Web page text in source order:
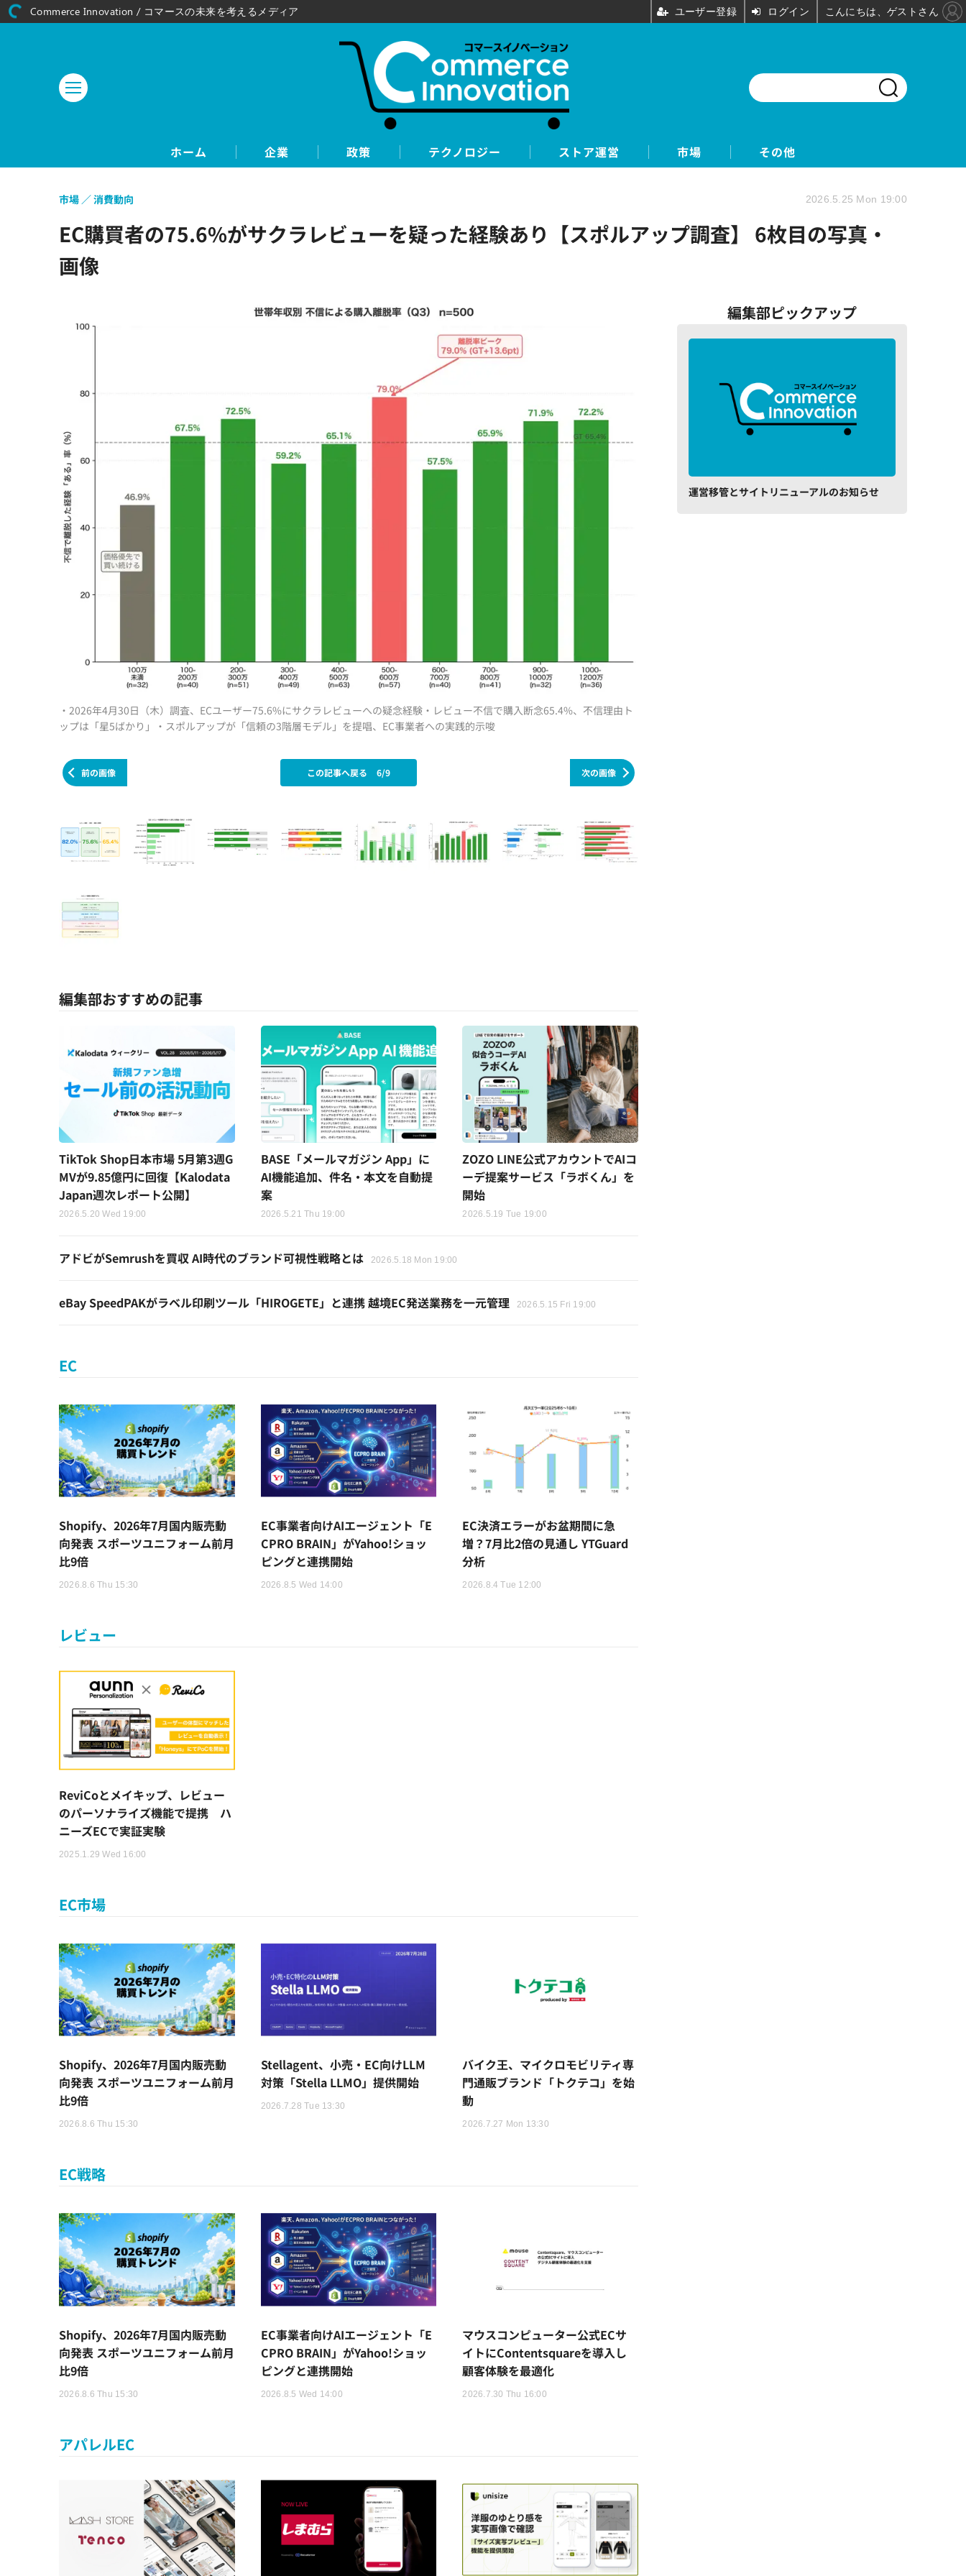
ホーム 企業 政策 テクノロジー ストア運営 市場 その他
EC購買者の75.6%がサクラレビューを疑った経験あり【スポルアップ調査】 6枚目の写真・
画像
市場 消費動向 2026.5.25 Mon 19:00
・2026年4月30日（木）調査、ECユーザー75.6%にサクラレビューへの疑念経験・レビュー不信で購入断念65.4%、不信理由ト
ップは「星5ばかり」・スポルアップが「信頼の3階層モデル」を提唱、EC事業者への実践的示唆
前の画像 次の画像
この記事へ戻る 6/9
編集部おすすめの記事
TikTok Shop日本市場 5月第3週G
MVが9.85億円に回復【Kalodata
Japan週次レポート公開】
2026.5.20 Wed 19:00
BASE「メールマガジン App」に
AI機能追加、件名・本文を自動提
案
2026.5.21 Thu 19:00
ZOZO LINE公式アカウントでAIコ
ーデ提案サービス「ラボくん」を
開始
2026.5.19 Tue 19:00
アドビがSemrushを買収 AI時代のブランド可視性戦略とは 2026.5.18 Mon 19:00
eBay SpeedPAKがラベル印刷ツール「HIROGETE」と連携 越境EC発送業務を一元管理 2026.5.15 Fri 19:00
EC
Shopify、2026年7月国内販売動
向発表 スポーツユニフォーム前月
比9倍
2026.8.6 Thu 15:30
EC事業者向けAIエージェント「E
CPRO BRAIN」がYahoo!ショッ
ピングと連携開始
2026.8.5 Wed 14:00
EC決済エラーがお盆期間に急
増？7月比2倍の見通し YTGuard
分析
2026.8.4 Tue 12:00
レビュー
ReviCoとメイキップ、レビュー
のパーソナライズ機能で提携 ハ
ニーズECで実証実験
2025.1.29 Wed 16:00
EC市場
Shopify、2026年7月国内販売動
向発表 スポーツユニフォーム前月
比9倍
2026.8.6 Thu 15:30
Stellagent、小売・EC向けLLM
対策「Stella LLMO」提供開始
2026.7.28 Tue 13:30
バイク王、マイクロモビリティ専
門通販ブランド「トクテコ」を始
動
2026.7.27 Mon 13:30
EC戦略
Shopify、2026年7月国内販売動
向発表 スポーツユニフォーム前月
比9倍
2026.8.6 Thu 15:30
EC事業者向けAIエージェント「E
CPRO BRAIN」がYahoo!ショッ
ピングと連携開始
2026.8.5 Wed 14:00
マウスコンピューター公式ECサ
イトにContentsquareを導入し
顧客体験を最適化
2026.7.30 Thu 16:00
アパレルEC
編集部ピックアップ
運営移管とサイトリニューアルのお知らせ
Commerce Innovation / コマースの未来を考えるメディア ユーザー登録 ログイン こんにちは、ゲストさん